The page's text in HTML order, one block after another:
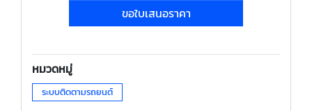
ขอใบเสนอราคา
หมวดหมู่
ระบบติดตามรถยนต์